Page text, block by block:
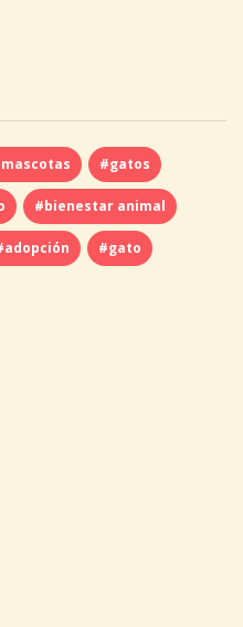
#gatos
#bienestar animal
#gato